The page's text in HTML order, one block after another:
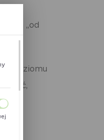
–
„od
poziomu